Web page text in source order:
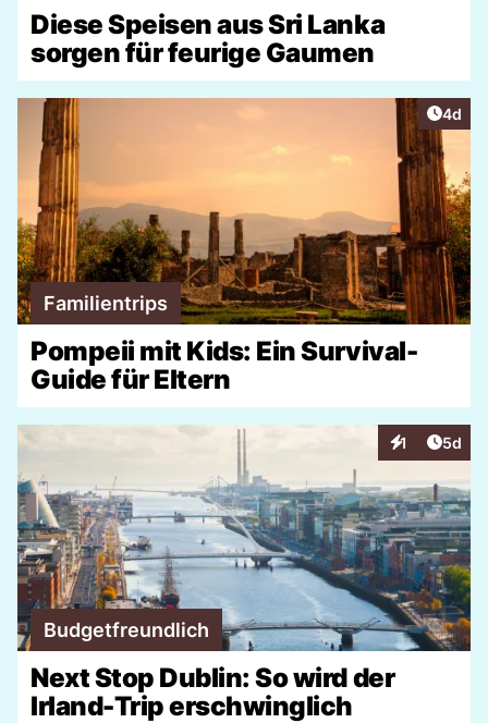
Diese Speisen aus Sri Lanka
sorgen für feurige Gaumen
4d
Familientrips
Pompeii mit Kids: Ein Survival-
Guide für Eltern
1
Interaktionen
5d
Budgetfreundlich
Next Stop Dublin: So wird der
Irland-Trip erschwinglich